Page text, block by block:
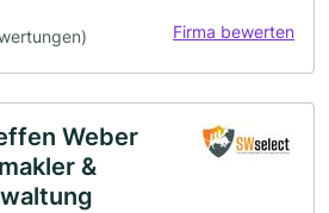
Firma bewerten
Weber
&